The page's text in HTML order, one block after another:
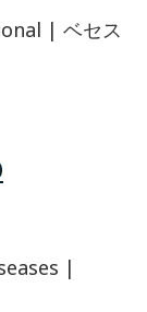
| ベセス
|